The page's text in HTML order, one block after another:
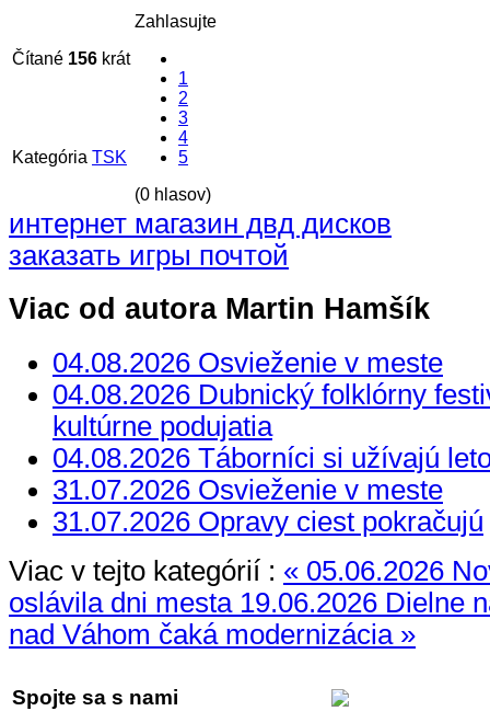
Čítané 156 krát
Zahlasujte
1
2
3
4
5
(0 hlasov)
Kategória TSK
интернет магазин двд дисков
заказать игры почтой
Viac od autora Martin Hamšík
04.08.2026 Osvieženie v meste
04.08.2026 Dubnický folklórny
kultúrne podujatia
04.08.2026 Táborníci si užívajú
31.07.2026 Osvieženie v meste
31.07.2026 Opravy ciest pokračujú
Viac v tejto kategórií : « 05.06.2026
oslávila dni mesta 19.06.2026 Dielne
nad Váhom čaká modernizácia »
Spojte sa s nami